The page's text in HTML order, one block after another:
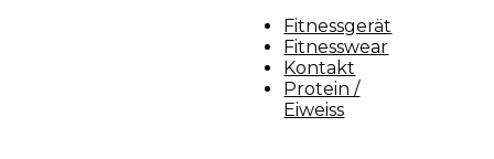
Fitnessgerät
Fitnesswear
Kontakt
Protein /
Eiweiss